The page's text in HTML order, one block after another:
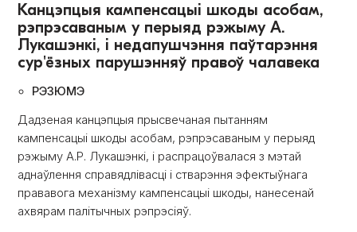
Канцэпцыя кампенсацыі шкоды асобам,
рэпрэсаваным у перыяд рэжыму А.
Лукашэнкі, і недапушчэння паўтарэння
сур'ёзных парушэнняў правоў чалавека
РЭЗЮМЭ
Дадзеная канцэпцыя прысвечаная пытанням
кампенсацыі шкоды асобам, рэпрэсаваным у перыяд
рэжыму А.Р. Лукашэнкі, і распрацоўвалася з мэтай
аднаўлення справядлівасці і стварэння эфектыўнага
прававога механізму кампенсацыі шкоды, нанесенай
ахвярам палітычных рэпрэсіяў.